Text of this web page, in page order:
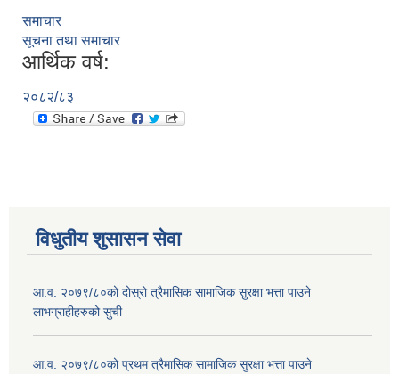
समाचार
सूचना तथा समाचार
आर्थिक वर्ष:
२०८२/८३
विधुतीय शुसासन सेवा
आ.व. २०७९/८०को दोस्रो त्रैमासिक सामाजिक सुरक्षा भत्ता पाउने
लाभग्राहीहरुको सुची
आ.व. २०७९/८०को प्रथम त्रैमासिक सामाजिक सुरक्षा भत्ता पाउने